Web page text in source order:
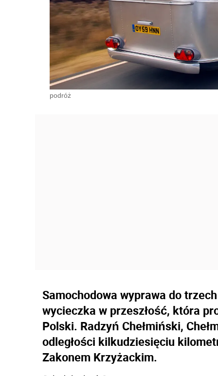
podróż
Samochodowa wyprawa do
wycieczka w przeszłość, która
Polski. Radzyń Chełmiński,
odległości kilkudziesięciu
Zakonem Krzyżackim.